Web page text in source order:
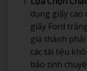
dụng giấy cao
giấy Ford
giá thành
các tài liệu
bảo tính